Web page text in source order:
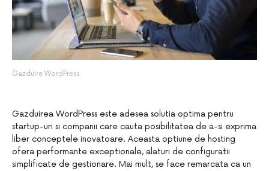
Gazduire WordPress
Gazduirea WordPress este adesea solutia optima pentru
startup-uri si companii care cauta posibilitatea de a-si exprima
liber conceptele inovatoare. Aceasta optiune de hosting
ofera performante exceptionale, alaturi de configuratii
simplificate de gestionare. Mai mult, se face remarcata ca un